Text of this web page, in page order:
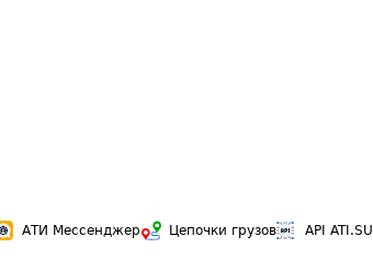
АТИ Мессенджер Цепочки грузов API ATI.SU